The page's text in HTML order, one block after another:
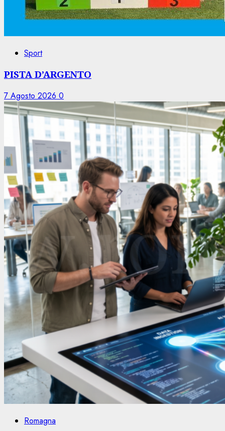
Sport
PISTA D’ARGENTO
7 Agosto 2026 0
Romagna